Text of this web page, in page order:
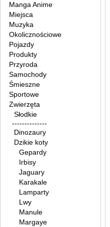
Manga Anime
Miejsca
Muzyka
Okolicznościowe
Pojazdy
Produkty
Przyroda
Samochody
Śmieszne
Sportowe
Zwierzęta
Słodkie
--------------
Dinozaury
Dzikie koty
Gepardy
Irbisy
Jaguary
Karakale
Lamparty
Lwy
Manule
Margaye